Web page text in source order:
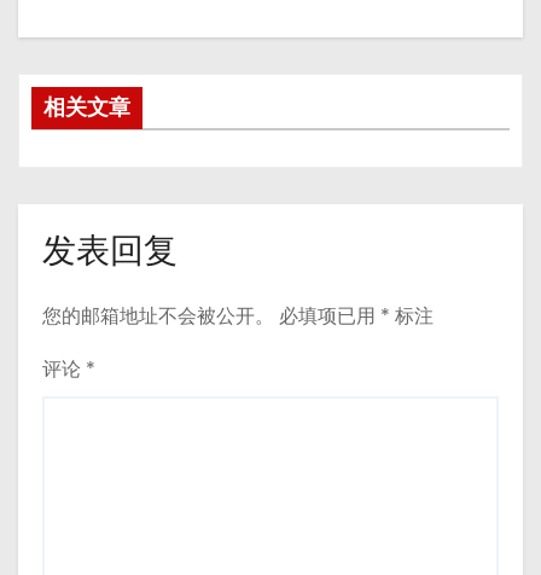
相关文章
发表回复
您的邮箱地址不会被公开。 必填项已用 * 标注
评论 *